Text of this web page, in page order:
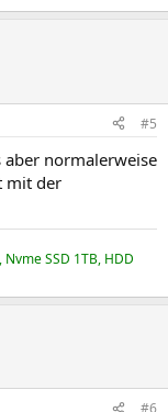
#5
normalerweise
mit der
SSD 1TB, HDD
#6